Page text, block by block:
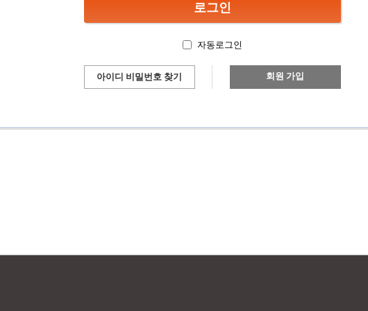
자동로그인
아이디 비밀번호 찾기 회원 가입